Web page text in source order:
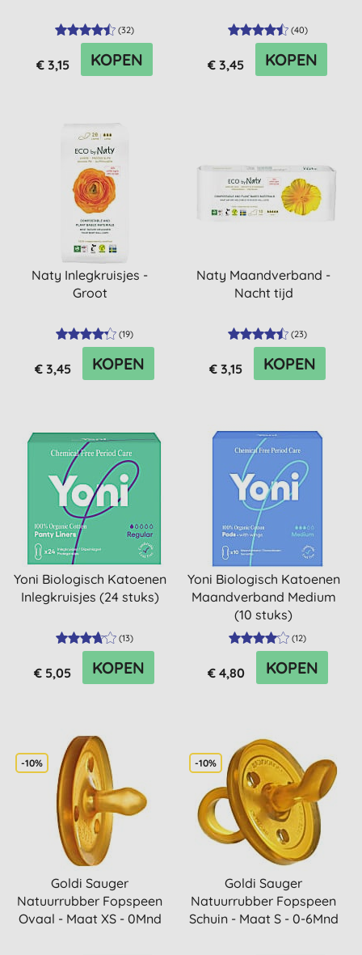
(32)
€ 3,15 KOPEN
(40)
€ 3,45 KOPEN
Naty Inlegkruisjes -
Groot
(19)
€ 3,45 KOPEN
Naty Maandverband -
Nacht tijd
(23)
€ 3,15 KOPEN
Yoni Biologisch Katoenen
Inlegkruisjes (24 stuks)
(13)
€ 5,05 KOPEN
Yoni Biologisch Katoenen
Maandverband Medium
(10 stuks)
(12)
€ 4,80 KOPEN
-10%
Goldi Sauger
Natuurrubber Fopspeen
Ovaal - Maat XS - 0Mnd
-10%
Goldi Sauger
Natuurrubber Fopspeen
Schuin - Maat S - 0-6Mnd